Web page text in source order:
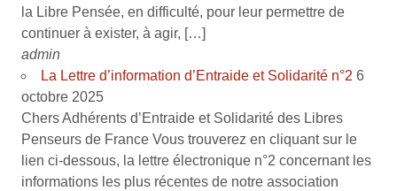
la Libre Pensée, en difficulté, pour leur permettre de
continuer à exister, à agir, […]
admin
La Lettre d’information d’Entraide et Solidarité n°2 6
octobre 2025
Chers Adhérents d’Entraide et Solidarité des Libres
Penseurs de France Vous trouverez en cliquant sur le
lien ci-dessous, la lettre électronique n°2 concernant les
informations les plus récentes de notre association